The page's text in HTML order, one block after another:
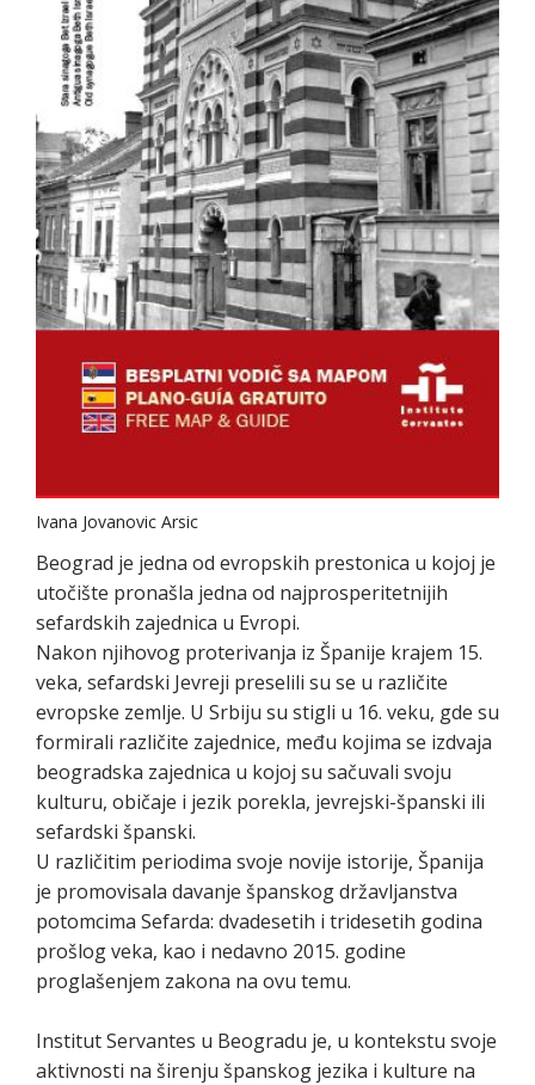
Ivana Jovanovic Arsic
Beograd je jedna od evropskih prestonica u kojoj je
utočište pronašla jedna od najprosperitetnijih
sefardskih zajednica u Evropi.
Nakon njihovog proterivanja iz Španije krajem 15.
veka, sefardski Jevreji preselili su se u različite
evropske zemlje. U Srbiju su stigli u 16. veku, gde su
formirali različite zajednice, među kojima se izdvaja
beogradska zajednica u kojoj su sačuvali svoju
kulturu, običaje i jezik porekla, jevrejski-španski ili
sefardski španski.
U različitim periodima svoje novije istorije, Španija
je promovisala davanje španskog državljanstva
potomcima Sefarda: dvadesetih i tridesetih godina
prošlog veka, kao i nedavno 2015. godine
proglašenjem zakona na ovu temu.
Institut Servantes u Beogradu je, u kontekstu svoje
aktivnosti na širenju španskog jezika i kulture na